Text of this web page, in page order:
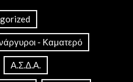
- Καματερό
Α.Σ.Δ.Α.